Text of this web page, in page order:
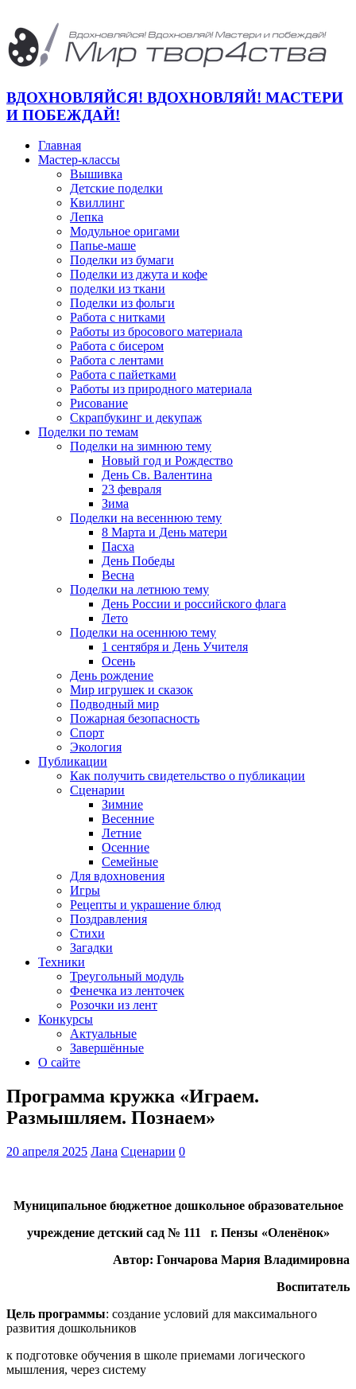
ВДОХНОВЛЯЙСЯ! ВДОХНОВЛЯЙ! МАСТЕРИ
И ПОБЕЖДАЙ!
Главная
Мастер-классы
Вышивка
Детские поделки
Квиллинг
Лепка
Модульное оригами
Папье-маше
Поделки из бумаги
Поделки из джута и кофе
поделки из ткани
Поделки из фольги
Работа с нитками
Работы из бросового материала
Работа с бисером
Работа с лентами
Работа с пайетками
Работы из природного материала
Рисование
Скрапбукинг и декупаж
Поделки по темам
Поделки на зимнюю тему
Новый год и Рождество
День Св. Валентина
23 февраля
Зима
Поделки на весеннюю тему
8 Марта и День матери
Пасха
День Победы
Весна
Поделки на летнюю тему
День России и российского флага
Лето
Поделки на осеннюю тему
1 сентября и День Учителя
Осень
День рождение
Мир игрушек и сказок
Подводный мир
Пожарная безопасность
Спорт
Экология
Публикации
Как получить свидетельство о публикации
Сценарии
Зимние
Весенние
Летние
Осенние
Семейные
Для вдохновения
Игры
Рецепты и украшение блюд
Поздравления
Стихи
Загадки
Техники
Треугольный модуль
Фенечка из ленточек
Розочки из лент
Конкурсы
Актуальные
Завершённые
О сайте
Программа кружка «Играем.
Размышляем. Познаем»
20 апреля 2025 Лана Сценарии 0
Муниципальное бюджетное дошкольное образовательное
учреждение детский сад № 111 г. Пензы «Оленёнок»
Автор: Гончарова Мария Владимировна
Воспитатель
Цель программы: создание условий для максимального
развития дошкольников
к подготовке обучения в школе приемами логического
мышления, через систему